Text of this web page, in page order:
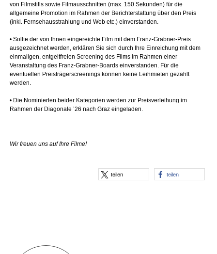
von Filmstills sowie Filmausschnitten (max. 150 Sekunden) für die
allgemeine Promotion im Rahmen der Berichterstattung über den Preis
(inkl. Fernsehausstrahlung und Web etc.) einverstanden.
• Sollte der von Ihnen eingereichte Film mit dem Franz-Grabner-Preis
ausgezeichnet werden, erklären Sie sich durch Ihre Einreichung mit dem
einmaligen, entgeltfreien Screening des Films im Rahmen einer
Veranstaltung des Franz-Grabner-Boards einverstanden. Für die
eventuellen Preisträgerscreenings können keine Leihmieten gezahlt
werden.
• Die Nominierten beider Kategorien werden zur Preisverleihung im
Rahmen der Diagonale ’26 nach Graz eingeladen.
Wir freuen uns auf Ihre Filme!
teilen teilen